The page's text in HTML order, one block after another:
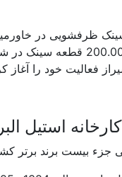
ظرفشویی در خاورمیان
است و این برند با تولید بیش از 200.000 قطعه سینک در شهر
فعالیت خود را آغاز کرد.
استیل البرز
بیست برند برتر کشور